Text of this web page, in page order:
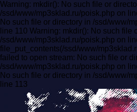
Warning: mkdir(): No such file or
/ssd/www/mp3sklad.ru/poisk.php on
No such file or directory in /ssd/www/
line 110 Warning: mkdir(): No such file
/ssd/www/mp3sklad.ru/poisk.php on
file_put_contents(/ssd/www/
failed to open stream: No such file or
/ssd/www/mp3sklad.ru/poisk.php on
No such file or directory in /ssd/www/
line 113